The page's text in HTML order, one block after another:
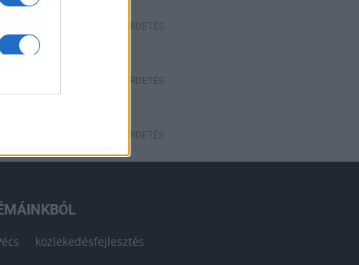
HÍRDETÉS
HÍRDETÉS
HÍRDETÉS
közlekedésfejlesztés